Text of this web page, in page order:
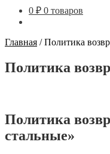
0 ₽ 0 товаров
Главная /Политика
Политика
Политика
стальные»